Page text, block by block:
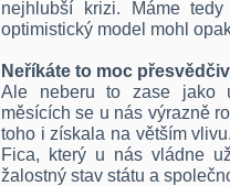
nejhlubší krizi. Máme
optimistický model mohl
Neříkáte to moc
Ale neberu to zase jako
měsících se u nás výrazně
toho i získala na větším
Fica, který u nás vládne
žalostný stav státu a